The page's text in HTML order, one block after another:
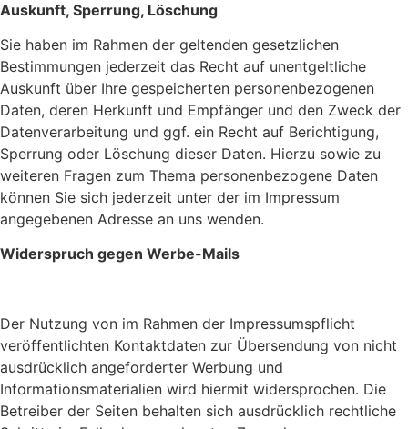
Auskunft, Sperrung, Löschung
Sie haben im Rahmen der geltenden gesetzlichen
Bestimmungen jederzeit das Recht auf unentgeltliche
Auskunft über Ihre gespeicherten personenbezogenen
Daten, deren Herkunft und Empfänger und den Zweck der
Datenverarbeitung und ggf. ein Recht auf Berichtigung,
Sperrung oder Löschung dieser Daten. Hierzu sowie zu
weiteren Fragen zum Thema personenbezogene Daten
können Sie sich jederzeit unter der im Impressum
angegebenen Adresse an uns wenden.
Widerspruch gegen Werbe-Mails
Der Nutzung von im Rahmen der Impressumspflicht
veröffentlichten Kontaktdaten zur Übersendung von nicht
ausdrücklich angeforderter Werbung und
Informationsmaterialien wird hiermit widersprochen. Die
Betreiber der Seiten behalten sich ausdrücklich rechtliche